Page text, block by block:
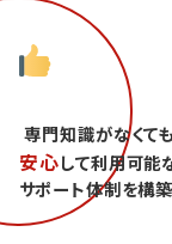
専門知識がなくて
安心して利用可能
サポート体制を構